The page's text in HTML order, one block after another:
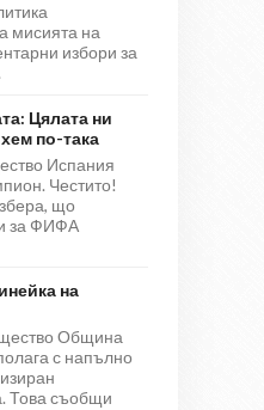
мисията на
избори за
Цялата ни
по-така
Испания
Честито!
що
за ФИФА
на
Община
с напълно
Това съобщи